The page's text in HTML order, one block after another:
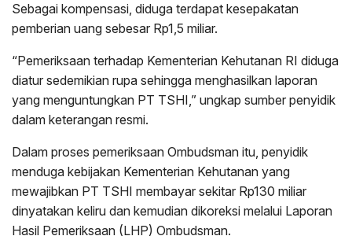
Sebagai kompensasi, diduga terdapat kesepakatan
pemberian uang sebesar Rp1,5 miliar.
“Pemeriksaan terhadap Kementerian Kehutanan RI diduga
diatur sedemikian rupa sehingga menghasilkan laporan
yang menguntungkan PT TSHI,” ungkap sumber penyidik
dalam keterangan resmi.
Dalam proses pemeriksaan Ombudsman itu, penyidik
menduga kebijakan Kementerian Kehutanan yang
mewajibkan PT TSHI membayar sekitar Rp130 miliar
dinyatakan keliru dan kemudian dikoreksi melalui Laporan
Hasil Pemeriksaan (LHP) Ombudsman.